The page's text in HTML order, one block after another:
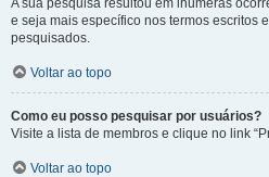
A sua pesquisa resultou em inúmeras
e seja mais específico nos termos escritos
pesquisados.
Voltar ao topo
Como eu posso pesquisar por usuários?
Visite a lista de membros e clique no link
Voltar ao topo